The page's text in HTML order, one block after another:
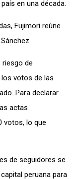
en una década.
Fujimori reúne
riesgo de
los votos de las
Para declarar
actas
votos, lo que
de seguidores se
peruana para